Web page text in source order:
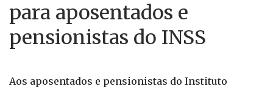
para aposentados e
pensionistas do INSS
Aos aposentados e pensionistas do Instituto